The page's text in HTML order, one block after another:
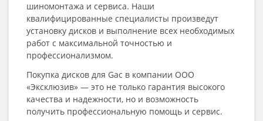
шиномонтажа и сервиса. Наши
квалифицированные специалисты произведут
установку дисков и выполнение всех необходимых
работ с максимальной точностью и
профессионализмом.
Покупка дисков для Gac в компании ООО
«Эксклюзив» — это не только гарантия высокого
качества и надежности, но и возможность
получить профессиональную помощь и сервис.